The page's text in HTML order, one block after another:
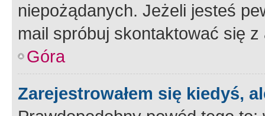
niepożądanych. Jeżeli jesteś
mail spróbuj skontaktować się
Góra
Zarejestrowałem się kiedyś,